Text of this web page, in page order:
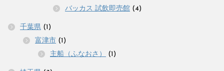
バッカス 試飲即売館 (4)
千葉県 (1)
富津市 (1)
主船（ふなおさ）
(1)